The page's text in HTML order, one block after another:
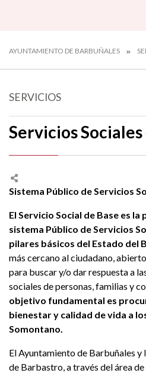
AYUNTAMIENTO DE BARBUÑALES
SERVICIOS
Servicios
Sistema Público de Servicios
El Servicio Social de Base es
sistema Público de Servicios
pilares básicos del Estado del
más cercano al ciudadano,
para buscar y/o dar respuesta a
sociales de personas, familias y
objetivo fundamental es
bienestar y calidad de vida a
Somontano.
El Ayuntamiento de Barbuñales y
de Barbastro, a través del área de